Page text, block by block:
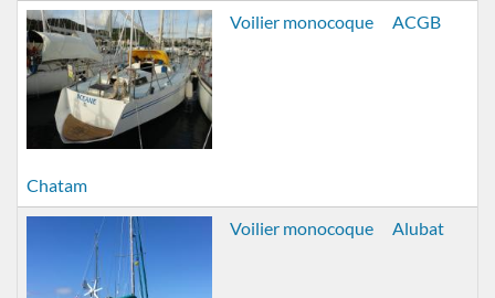
Chatam
Voilier monocoque ACGB
Voilier monocoque Alubat